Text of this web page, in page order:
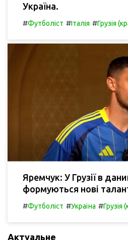
Україна.
#Футболіст #Італія #Грузія
Яремчук: У Грузії в
формуються нові
#Футболіст #Україна #Грузія
Актуальне